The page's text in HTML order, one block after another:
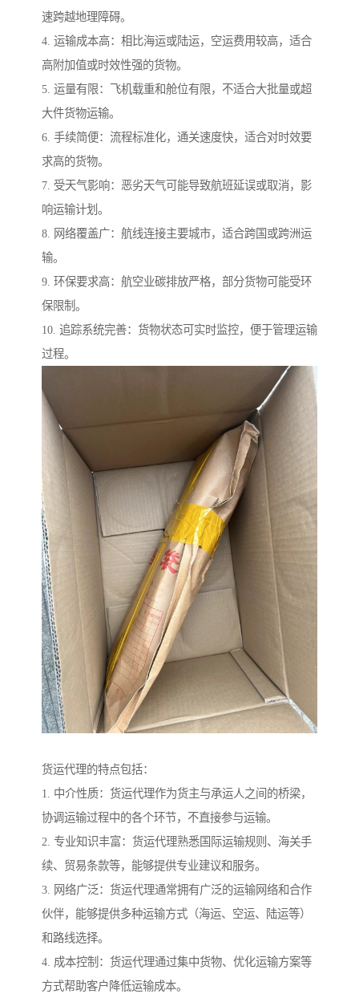
速跨越地理障碍。
4. 运输成本高：相比海运或陆运，空运费用较高，适合
高附加值或时效性强的货物。
5. 运量有限：飞机载重和舱位有限，不适合大批量或超
大件货物运输。
6. 手续简便：流程标准化，通关速度快，适合对时效要
求高的货物。
7. 受天气影响：恶劣天气可能导致航班延误或取消，影
响运输计划。
8. 网络覆盖广：航线连接主要城市，适合跨国或跨洲运
输。
9. 环保要求高：航空业碳排放严格，部分货物可能受环
保限制。
10. 追踪系统完善：货物状态可实时监控，便于管理运输
过程。
货运代理的特点包括：
1. 中介性质：货运代理作为货主与承运人之间的桥梁，
协调运输过程中的各个环节，不直接参与运输。
2. 专业知识丰富：货运代理熟悉国际运输规则、海关手
续、贸易条款等，能够提供专业建议和服务。
3. 网络广泛：货运代理通常拥有广泛的运输网络和合作
伙伴，能够提供多种运输方式（海运、空运、陆运等）
和路线选择。
4. 成本控制：货运代理通过集中货物、优化运输方案等
方式帮助客户降低运输成本。